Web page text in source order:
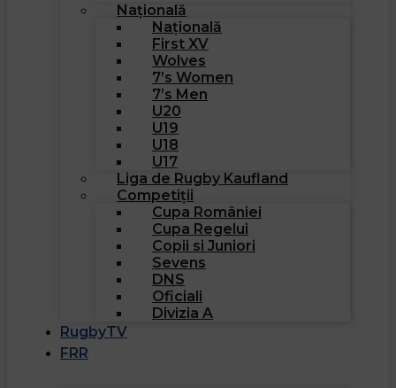
Națională
Națională
First XV
Wolves
7’s Women
7’s Men
U20
U19
U18
U17
Liga de Rugby Kaufland
Competiții
Cupa României
Cupa Regelui
Copii si Juniori
Sevens
DNS
Oficiali
Divizia A
RugbyTV
FRR